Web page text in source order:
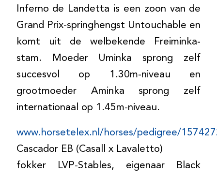
Inferno de Landetta is een zoon van de
Grand Prix-springhengst Untouchable en
komt uit de welbekende Freiminka-
stam. Moeder Uminka sprong zelf
succesvol op 1.30m-niveau en
grootmoeder Aminka sprong zelf
internationaal op 1.45m-niveau.
www.horsetelex.nl/horses/pedigree/
Cascador EB (Casall x Lavaletto)
fokker LVP-Stables, eigenaar Black